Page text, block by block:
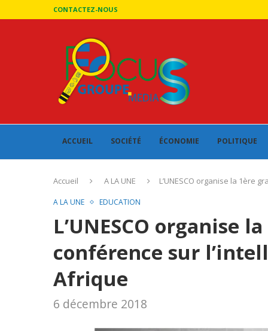
CONTACTEZ-NOUS
ACCUEIL SOCIÉTÉ ÉCONOMIE POLITIQUE
Accueil A LA UNE L’UNESCO organise la 1ère
A LA UNE EDUCATION
L’UNESCO organise
conférence sur
Afrique
6 décembre 2018